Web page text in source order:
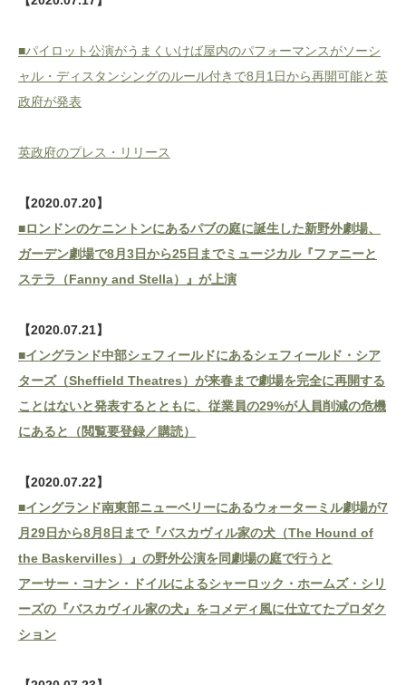
■パイロット公演がうまくいけば屋内のパフォーマンスがソーシ
ャル・ディスタンシングのルール付きで8月1日から再開可能と英
政府が発表
英政府のプレス・リリース
【2020.07.20】
■ロンドンのケニントンにあるパブの庭に誕生した新野外劇場、
ガーデン劇場で8月3日から25日までミュージカル『ファニーと
ステラ（Fanny and Stella）』が上演
【2020.07.21】
■イングランド中部シェフィールドにあるシェフィールド・シア
ターズ（Sheffield Theatres）が来春まで劇場を完全に再開する
ことはないと発表するとともに、従業員の29%が人員削減の危機
にあると（閲覧要登録／購読）
【2020.07.22】
■イングランド南東部ニューベリーにあるウォーターミル劇場が7
月29日から8月8日まで『バスカヴィル家の犬（The Hound of
the Baskervilles）』の野外公演を同劇場の庭で行うと
アーサー・コナン・ドイルによるシャーロック・ホームズ・シリ
ーズの『バスカヴィル家の犬』をコメディ風に仕立てたプロダク
ション